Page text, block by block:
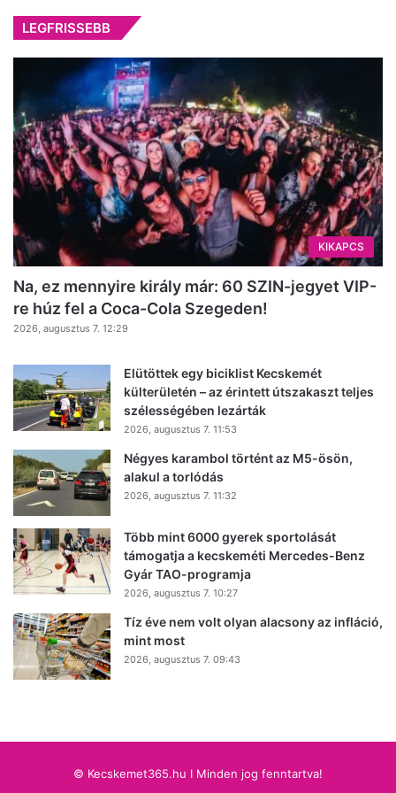
LEGFRISSEBB
KIKAPCS
Na, ez mennyire király már: 60 SZIN-jegyet VIP-
re húz fel a Coca-Cola Szegeden!
2026, augusztus 7. 12:29
Elütöttek egy biciklist Kecskemét
külterületén – az érintett útszakaszt teljes
szélességében lezárták
2026, augusztus 7. 11:53
Négyes karambol történt az M5-ösön,
alakul a torlódás
2026, augusztus 7. 11:32
Több mint 6000 gyerek sportolását
támogatja a kecskeméti Mercedes-Benz
Gyár TAO-programja
2026, augusztus 7. 10:27
Tíz éve nem volt olyan alacsony az infláció,
mint most
2026, augusztus 7. 09:43
© Kecskemet365.hu I Minden jog fenntartva!